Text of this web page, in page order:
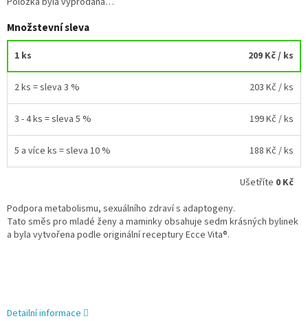
Množstevní sleva
1 ks 209 Kč/ ks
2 ks = sleva 3 % 203 Kč / ks
3 - 4 ks = sleva 5 % 199 Kč / ks
5 a více ks = sleva 10 % 188 Kč / ks
Ušetříte 0 Kč
Podpora metabolismu, sexuálního zdraví s adaptogeny.
Tato směs pro mladé ženy a maminky obsahuje sedm krásných bylinek
a byla vytvořena podle originální receptury Ecce Vita®.
Detailní informace